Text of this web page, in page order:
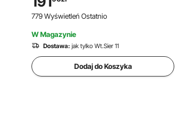
do Pojazdów Terenowych, Kamperów,
Statków, Jachtów
779 Wyświetleń Ostatnio
W Magazynie
Dostawa: jak tylko Wt.Sier 11
Dodaj do Koszyka